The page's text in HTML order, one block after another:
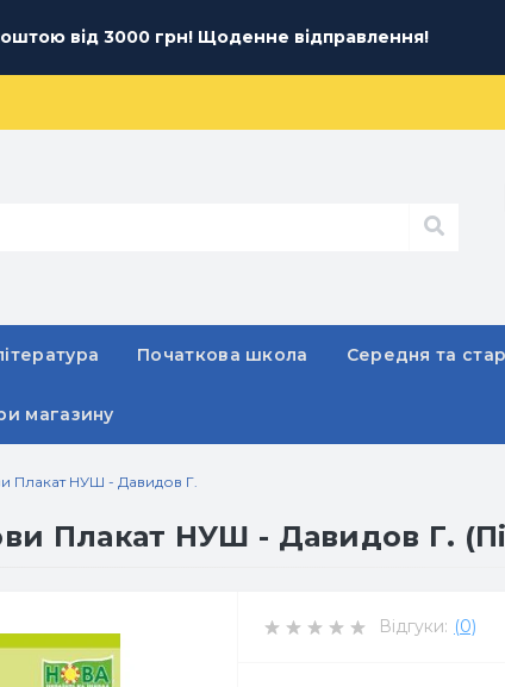
від 3000 грн! Щоденне відправлення!
Початкова школа Середня та
магазину
Плакат НУШ - Давидов Г.
Плакат НУШ - Давидов Г.
Відгуки: (0)